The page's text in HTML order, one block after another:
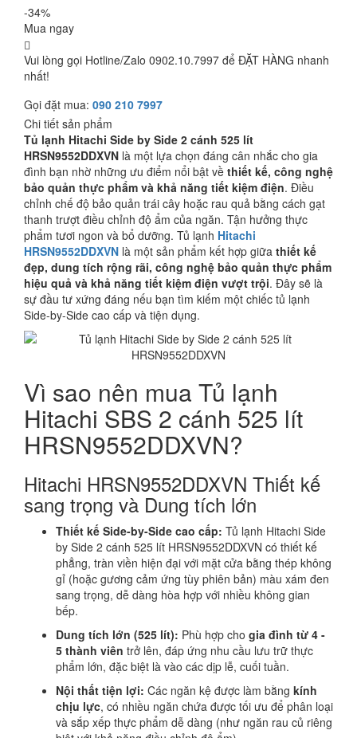
-34%
Mua ngay
Vui lòng gọi Hotline/Zalo 0902.10.7997 để ĐẶT HÀNG nhanh
nhất!
Gọi đặt mua: 090 210 7997
Chi tiết sản phẩm
Tủ lạnh Hitachi Side by Side 2 cánh 525 lít
HRSN9552DDXVN là một lựa chọn đáng cân nhắc cho gia
đình bạn nhờ những ưu điểm nổi bật về thiết kế, công nghệ
bảo quản thực phẩm và khả năng tiết kiệm điện. Điều
chỉnh chế độ bảo quản trái cây hoặc rau quả bằng cách gạt
thanh trượt điều chỉnh độ ẩm của ngăn. Tận hưởng thực
phẩm tươi ngon và bổ dưỡng. Tủ lạnh Hitachi
HRSN9552DDXVN là một sản phẩm kết hợp giữa thiết kế
đẹp, dung tích rộng rãi, công nghệ bảo quản thực phẩm
hiệu quả và khả năng tiết kiệm điện vượt trội. Đây sẽ là
sự đầu tư xứng đáng nếu bạn tìm kiếm một chiếc tủ lạnh
Side-by-Side cao cấp và tiện dụng.
Vì sao nên mua Tủ lạnh
Hitachi SBS 2 cánh 525 lít
HRSN9552DDXVN?
Hitachi HRSN9552DDXVN Thiết kế
sang trọng và Dung tích lớn
Thiết kế Side-by-Side cao cấp: Tủ lạnh Hitachi Side
by Side 2 cánh 525 lít HRSN9552DDXVN có thiết kế
phẳng, tràn viền hiện đại với mặt cửa bằng thép không
gỉ (hoặc gương cảm ứng tùy phiên bản) màu xám đen
sang trọng, dễ dàng hòa hợp với nhiều không gian
bếp.
Dung tích lớn (525 lít): Phù hợp cho gia đình từ 4 -
5 thành viên trở lên, đáp ứng nhu cầu lưu trữ thực
phẩm lớn, đặc biệt là vào các dịp lễ, cuối tuần.
Nội thất tiện lợi: Các ngăn kệ được làm bằng kính
chịu lực, có nhiều ngăn chứa được tối ưu để phân loại
và sắp xếp thực phẩm dễ dàng (như ngăn rau củ riêng